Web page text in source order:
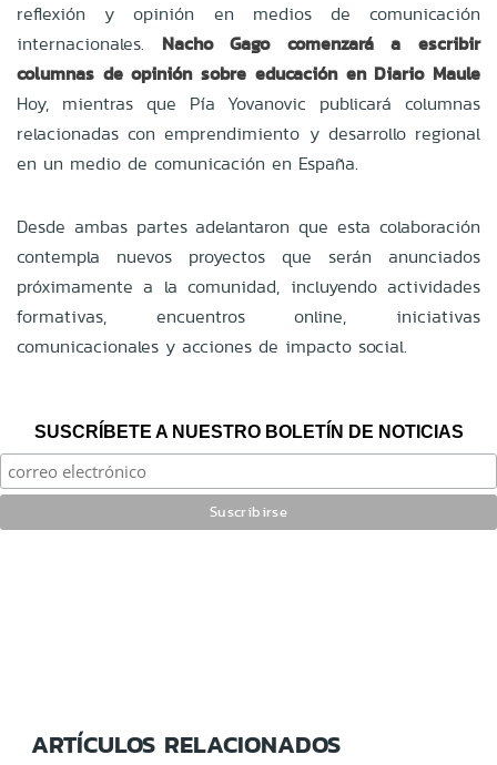
reflexión y opinión en medios de comunicación
internacionales. Nacho Gago comenzará a escribir
columnas de opinión sobre educación en Diario Maule
Hoy, mientras que Pía Yovanovic publicará columnas
relacionadas con emprendimiento y desarrollo regional
en un medio de comunicación en España.
Desde ambas partes adelantaron que esta colaboración
contempla nuevos proyectos que serán anunciados
próximamente a la comunidad, incluyendo actividades
formativas, encuentros online, iniciativas
comunicacionales y acciones de impacto social.
SUSCRÍBETE A NUESTRO BOLETÍN DE NOTICIAS
ARTÍCULOS RELACIONADOS